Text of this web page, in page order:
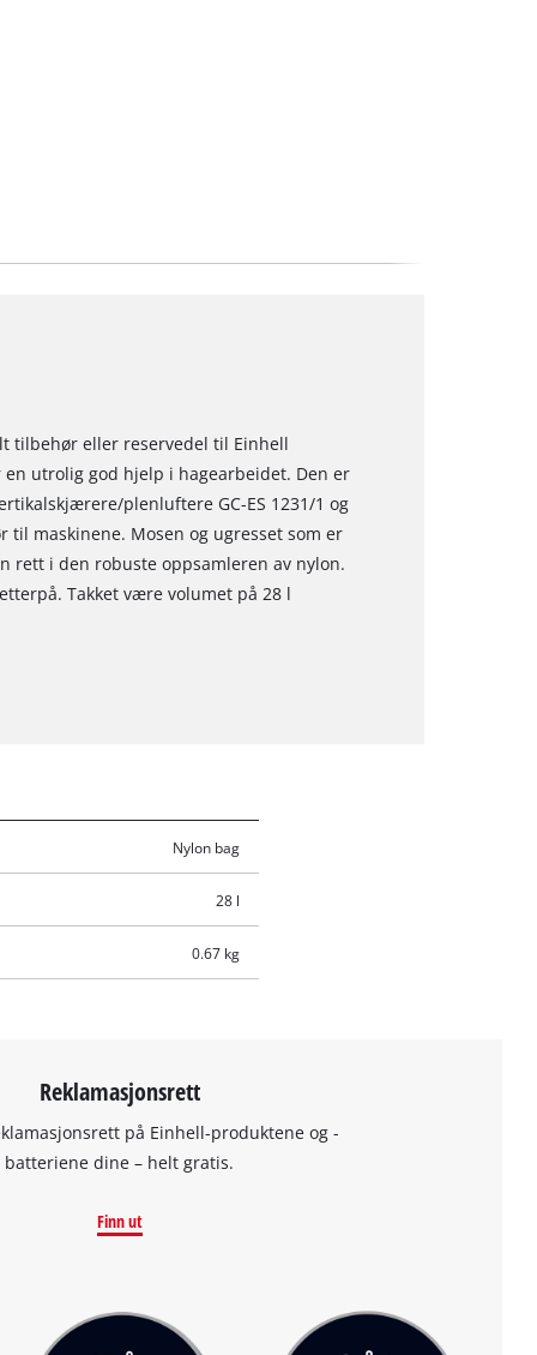
tilbehør eller reservedel til Einhell
utrolig god hjelp i hagearbeidet. Den er
plenluftere GC-ES 1231/1 og
maskinene. Mosen og ugresset som er
rett i den robuste oppsamleren av nylon.
Takket være volumet på 28 l
Nylon bag
28 l
0.67 kg
Reklamasjonsrett
på Einhell-produktene og -
batteriene dine – helt gratis.
Finn ut